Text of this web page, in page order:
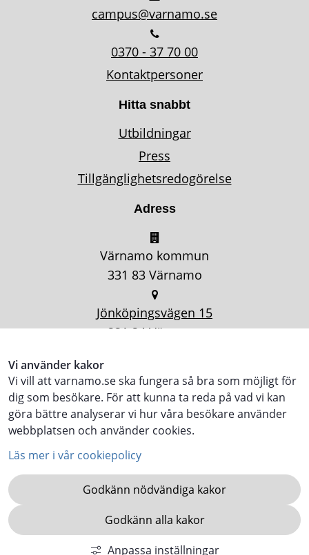
Vi använder kakor
Vi vill att varnamo.se ska fungera så bra som möjligt för
dig som besökare. För att kunna ta reda på vad vi kan
göra bättre analyserar vi hur våra besökare använder
webbplatsen och använder cookies.
Läs mer i vår cookiepolicy
Godkänn nödvändiga kakor
Godkänn alla kakor
Anpassa inställningar
campus@varnamo.se
0370 - 37 70 00
Kontaktpersoner
Hitta snabbt
Utbildningar
Press
Tillgänglighetsredogörelse
Adress
Värnamo kommun
331 83 Värnamo
Jönköpingsvägen 15
331 34 Värnamo
KOMMUN.VARNAMO.SE